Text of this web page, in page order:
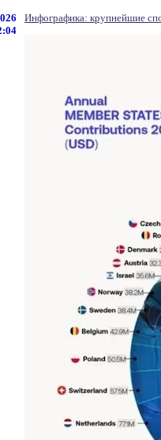
Инфографика: крупнейшие